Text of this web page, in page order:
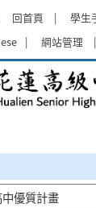
回首頁 學生
網站管理
- 國立
中優質計畫